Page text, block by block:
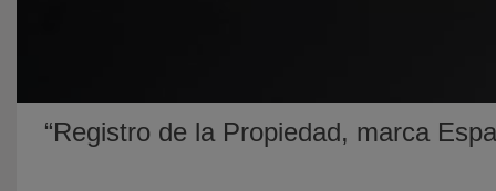
“Registro de la Propiedad, marca